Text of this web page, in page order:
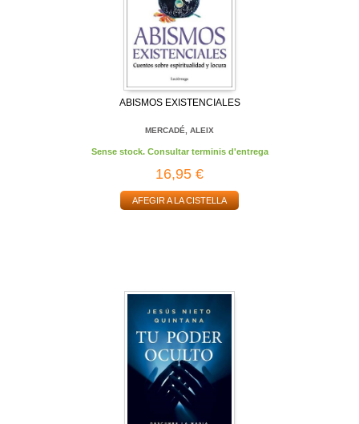
ABISMOS EXISTENCIALES
MERCADÉ, ALEIX
Sense stock. Consultar terminis d'entrega
16,95 €
AFEGIR A LA CISTELLA